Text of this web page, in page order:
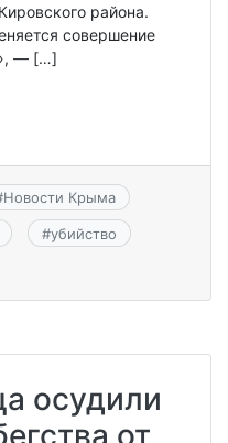
района.
совершение
— […]
Новости Крыма
#убийство
осудили
от